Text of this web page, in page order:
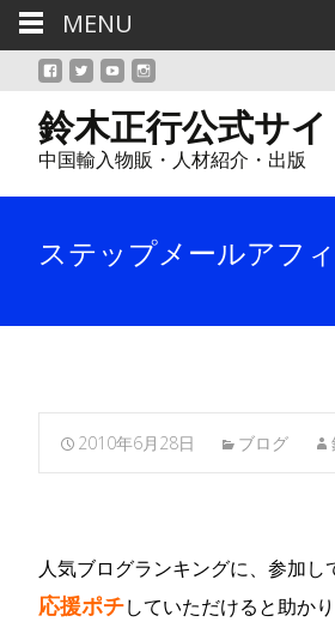
鈴木正行公式サイ
中国輸入物販・人材紹介・出版
ステップメールアフ
2010年6月28日 ブログ
人気ブログランキングに、参加し
応援ポチしていただけると助かり
MENU